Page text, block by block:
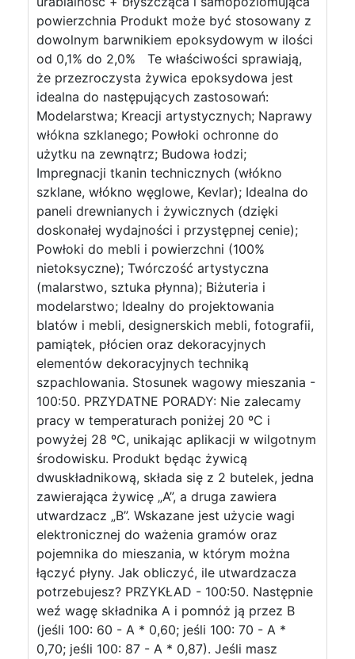
powierzchnia Produkt może być stosowany z
dowolnym barwnikiem epoksydowym w ilości
od 0,1% do 2,0% Te właściwości sprawiają,
że przezroczysta żywica epoksydowa jest
idealna do następujących zastosowań:
Modelarstwa; Kreacji artystycznych; Naprawy
włókna szklanego; Powłoki ochronne do
użytku na zewnątrz; Budowa łodzi;
Impregnacji tkanin technicznych (włókno
szklane, włókno węglowe, Kevlar); Idealna do
paneli drewnianych i żywicznych (dzięki
doskonałej wydajności i przystępnej cenie);
Powłoki do mebli i powierzchni (100%
nietoksyczne); Twórczość artystyczna
(malarstwo, sztuka płynna); Biżuteria i
modelarstwo; Idealny do projektowania
blatów i mebli, designerskich mebli, fotografii,
pamiątek, płócien oraz dekoracyjnych
elementów dekoracyjnych techniką
szpachlowania. Stosunek wagowy mieszania -
100:50. PRZYDATNE PORADY: Nie zalecamy
pracy w temperaturach poniżej 20 ºC i
powyżej 28 ºC, unikając aplikacji w wilgotnym
środowisku. Produkt będąc żywicą
dwuskładnikową, składa się z 2 butelek, jedna
zawierająca żywicę „A”, a druga zawiera
utwardzacz „B”. Wskazane jest użycie wagi
elektronicznej do ważenia gramów oraz
pojemnika do mieszania, w którym można
łączyć płyny. Jak obliczyć, ile utwardzacza
potrzebujesz? PRZYKŁAD - 100:50. Następnie
weź wagę składnika A i pomnóż ją przez B
(jeśli 100: 60 - A * 0,60; jeśli 100: 70 - A *
0,70; jeśli 100: 87 - A * 0,87). Jeśli masz